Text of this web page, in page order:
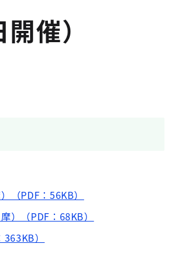
催）
（PDF：56KB）
）（PDF：68KB）
）